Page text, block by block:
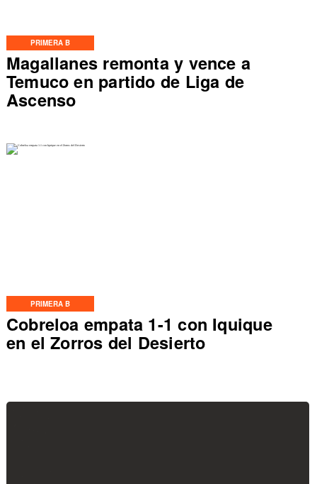
PRIMERA B
Magallanes remonta y vence a
Temuco en partido de Liga de
Ascenso
PRIMERA B
Cobreloa empata 1-1 con Iquique
en el Zorros del Desierto